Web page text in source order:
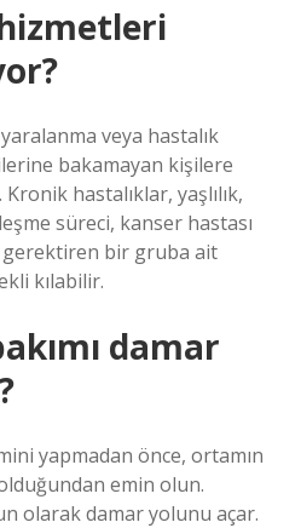
veya hastalık
bakamayan kişilere
hastalıklar, yaşlılık,
süreci, kanser hastası
gerektiren bir gruba ait
kılabilir.
damar
yapmadan önce, ortamın
emin olun.
olarak damar yolunu açar.